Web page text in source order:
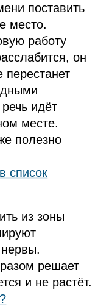
поставить
место.
работу
он
перестанет
идёт
месте.
полезно
список
из зоны
решает
и не растёт.